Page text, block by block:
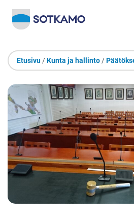
Etusivu /Kunta ja hallinto /